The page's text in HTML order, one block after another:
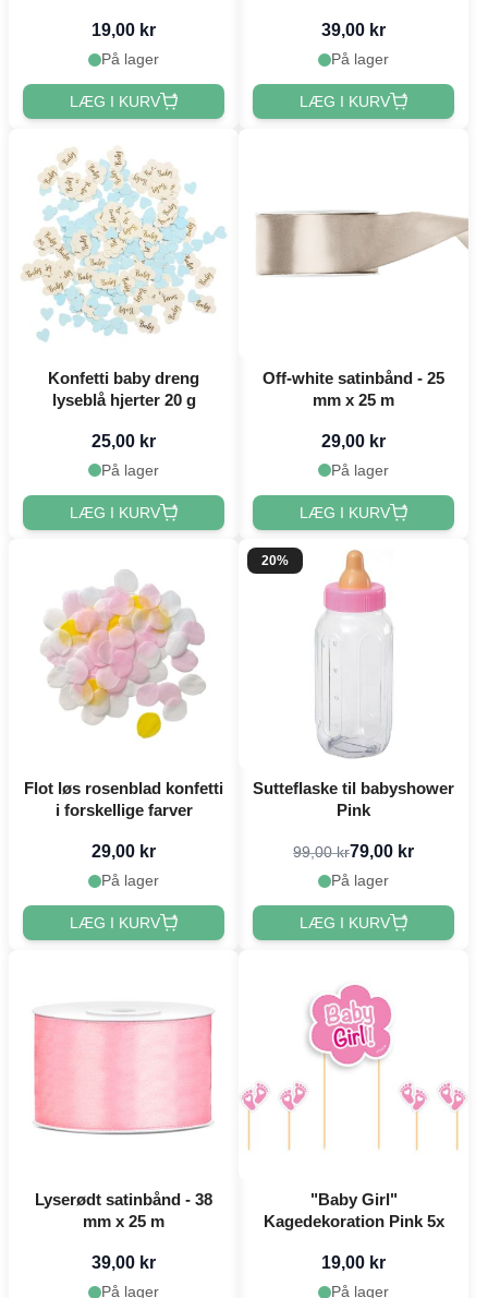
19,00 kr
På lager
LÆG I KURV
39,00 kr
På lager
LÆG I KURV
Konfetti baby dreng
lyseblå hjerter 20 g
25,00 kr
På lager
LÆG I KURV
Off-white satinbånd - 25
mm x 25 m
29,00 kr
På lager
LÆG I KURV
Flot løs rosenblad konfetti
i forskellige farver
29,00 kr
På lager
LÆG I KURV
20%
Sutteflaske til babyshower
Pink
99,00 kr79,00 kr
På lager
LÆG I KURV
Lyserødt satinbånd - 38
mm x 25 m
39,00 kr
På lager
"Baby Girl"
Kagedekoration Pink 5x
19,00 kr
På lager